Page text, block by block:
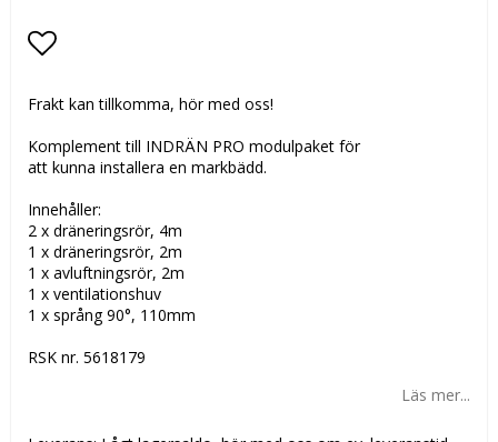
Frakt kan tillkomma, hör med oss!
Komplement till INDRÄN PRO modulpaket för
att kunna installera en markbädd.
Innehåller:
2 x dräneringsrör, 4m
1 x dräneringsrör, 2m
1 x avluftningsrör, 2m
1 x ventilationshuv
1 x språng 90°, 110mm
RSK nr. 5618179
Läs mer...